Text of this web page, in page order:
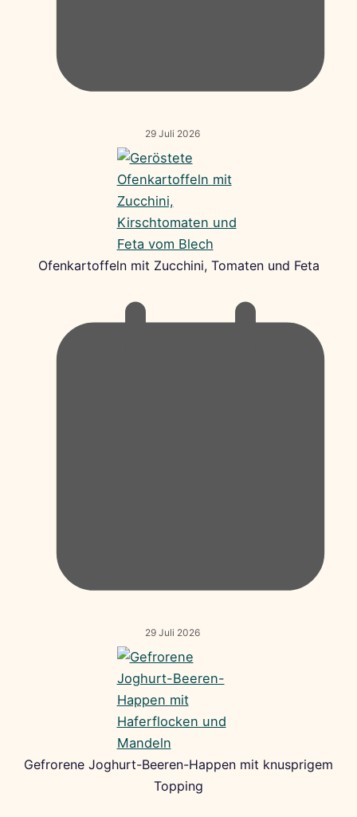
29 Juli 2026
Ofenkartoffeln mit Zucchini, Tomaten und Feta
29 Juli 2026
Gefrorene Joghurt-Beeren-Happen mit knusprigem
Topping